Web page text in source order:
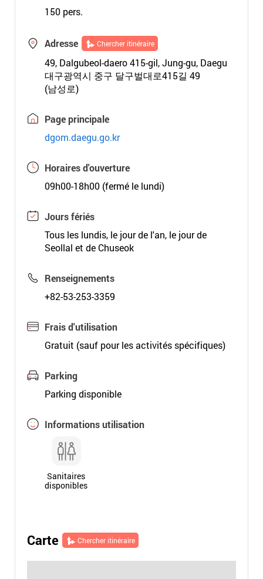
150 pers.
Adresse Chercher itinéraire
49, Dalgubeol-daero 415-gil, Jung-gu, Daegu
대구광역시 중구 달구벌대로415길 49
(남성로)
Page principale
dgom.daegu.go.kr
Horaires d'ouverture
09h00-18h00 (fermé le lundi)
Jours fériés
Tous les lundis, le jour de l'an, le jour de
Seollal et de Chuseok
Renseignements
+82-53-253-3359
Frais d'utilisation
Gratuit (sauf pour les activités spécifiques)
Parking
Parking disponible
Informations utilisation
Sanitaires
disponibles
Carte Chercher itinéraire